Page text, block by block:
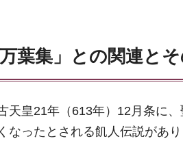
万葉集」との関連と
天皇21年（613年）12月条に
なったとされる飢人伝説があ